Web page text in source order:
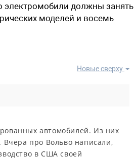
должны занять
моделей и восемь
Новые сверху
автомобилей. Из них
про Вольво написали,
в США своей